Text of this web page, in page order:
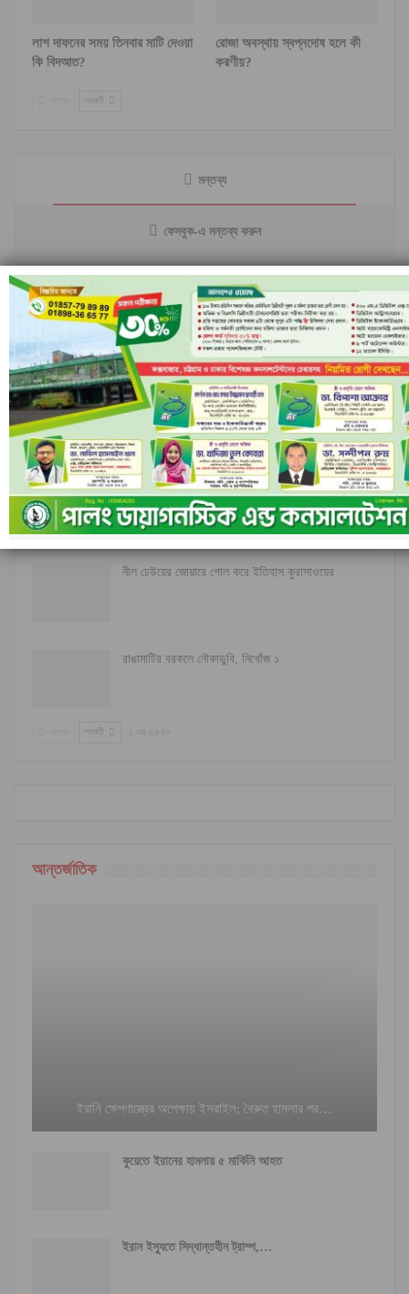
লাশ দাফনের সময় তিনবার মাটি দেওয়া
কি বিদআত?
রোজা অবস্থায় স্বপ্নদোষ হলে কী
করণীয়?
পরবর্তী
মন্তব্য
ফেসবুক-এ মন্তব্য করুন
মন্তব্যসমূহ বন্ধ করা হয়.
সর্বশেষ
ইরানি ক্ষেপণাস্ত্রের অপেক্ষায় ইসরাইল; বৈরুত হামলার পর
বাড়ছে…
ইসলামী ব্যাংকের পরিচালনা পর্ষদ বাতিল ঘোষণা
নীল ঢেউয়ের জোয়ারে গোল করে ইতিহাস কুরাসাওয়ের
রাঙামাটির বরকলে নৌকাডুবি, নিখোঁজ ১
পরবর্তী ১ এর ৬,৮৪৮
আন্তর্জাতিক
ইরানি ক্ষেপণাস্ত্রের অপেক্ষায় ইসরাইল; বৈরুত হামলার পর…
কুয়েতে ইরানের হামলায় ৫ মার্কিনি আহত
ইরান ইস্যুতে সিদ্ধান্তহীন ট্রাম্প,…